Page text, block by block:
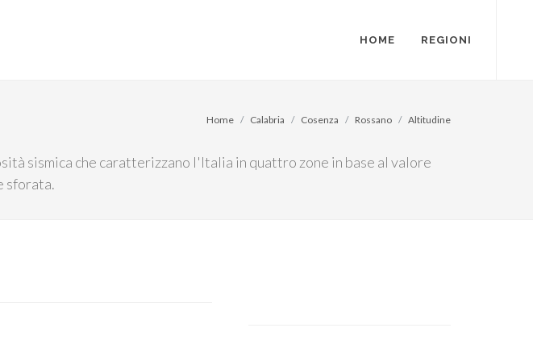
HOME REGIONI
sismica che caratterizzano l'Italia in quattro zone in base al valore
sforata.
Home Calabria Cosenza Rossano Altitudine